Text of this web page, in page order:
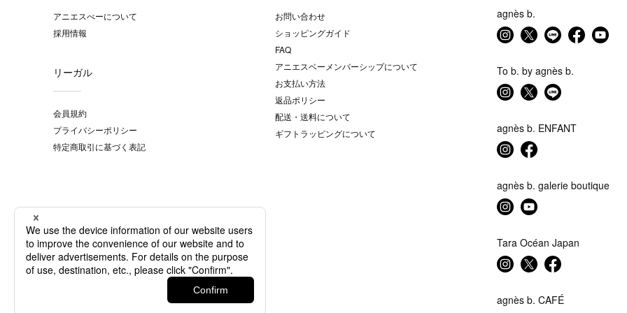
アニエスべーについて
採用情報
リーガル
会員規約
プライバシーポリシー
特定商取引に基づく表記
お問い合わせ
ショッピングガイド
FAQ
アニエスベーメンバーシップについて
お支払い方法
返品ポリシー
配送・送料について
ギフトラッピングについて
agnès b.
To b. by agnès b.
agnès b. ENFANT
agnès b. galerie boutique
Tara Océan Japan
agnès b. CAFÉ